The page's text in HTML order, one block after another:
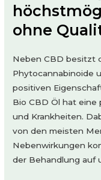
ohne
Neben CBD besitzt
Phytocannabinoide
positiven
Bio CBD Öl hat eine
und Krankheiten.
von den meisten
Nebenwirkungen
der Behandlung auf